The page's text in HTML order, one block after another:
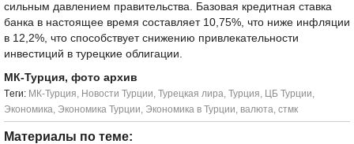
сильным давлением правительства. Базовая кредитная ставка
банка в настоящее время составляет 10,75%, что ниже инфляции
в 12,2%, что способствует снижению привлекательности
инвестиций в турецкие облигации.
МК-Турция, фото архив
Tеги: МК-Турция, Новости Турции, Турецкая лира, Турция, ЦБ Турции,
Экономика, Экономика Турции, Экономика в Турции, валюта, стмк
Материалы по теме: